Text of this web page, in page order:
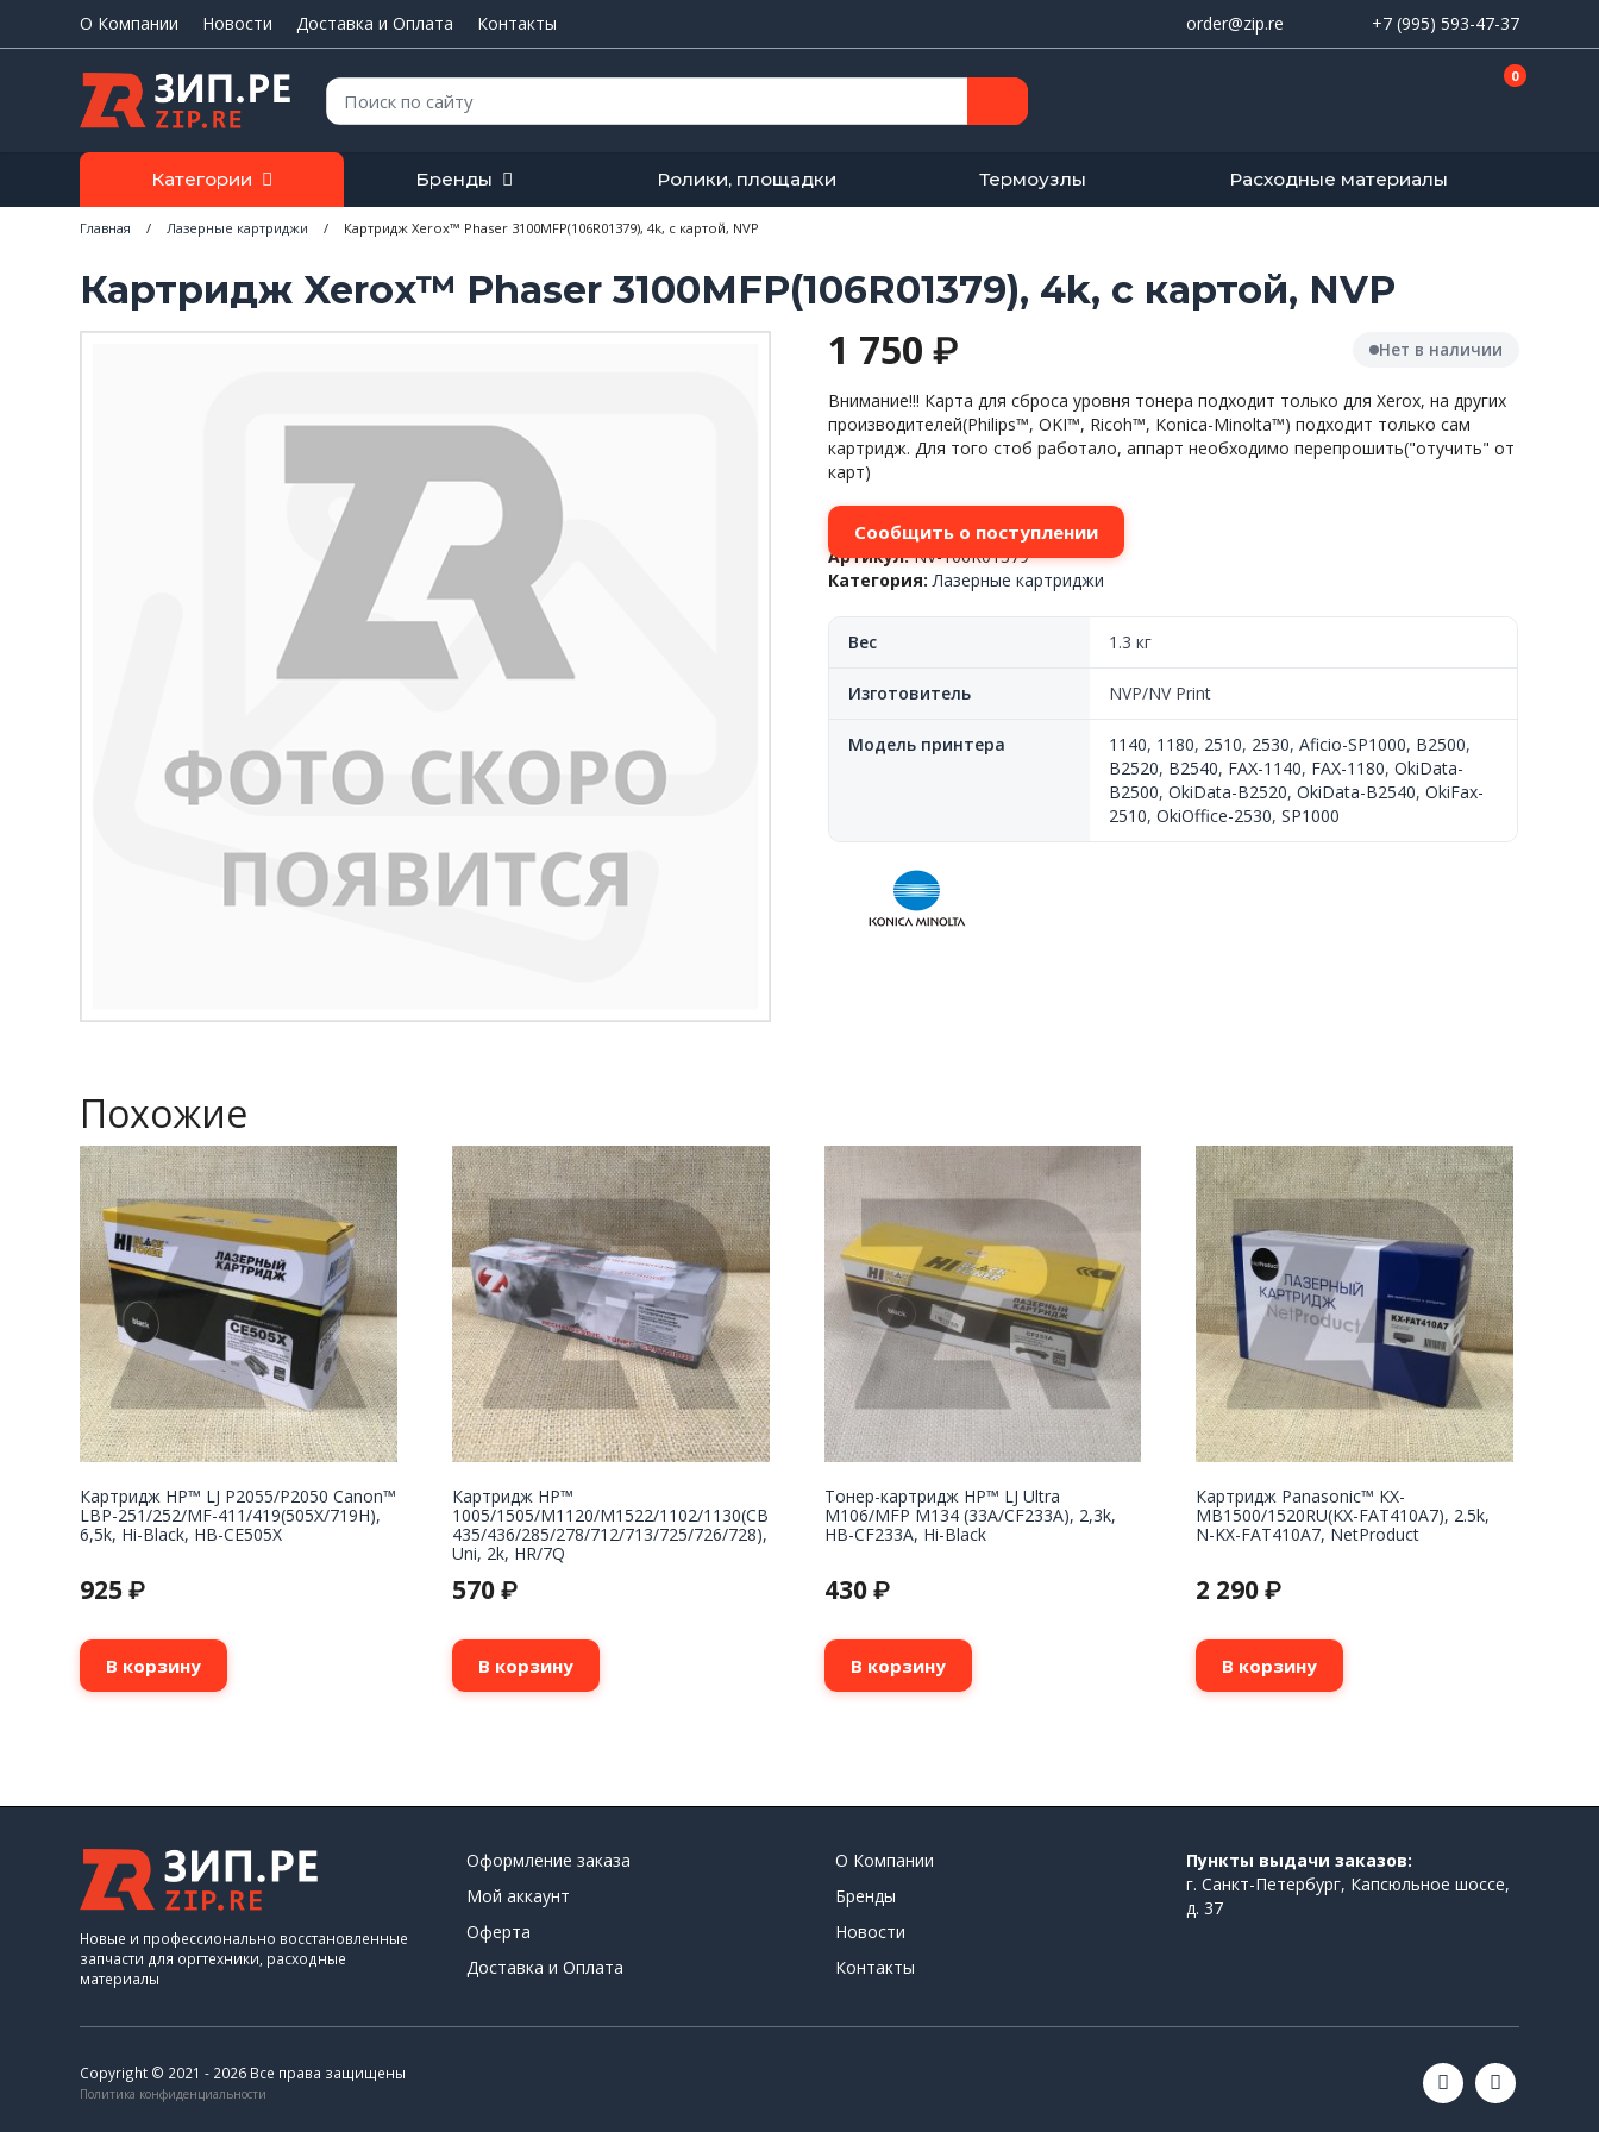
О Компании Новости Доставка и Оплата Контакты order@zip.re +7 (995) 593-47-37
Поиск: 0
Категории Бренды Ролики, площадки Термоузлы Расходные материалы
Главная / Лазерные картриджи / Картридж Xerox™ Phaser 3100MFP(106R01379), 4k, с картой, NVP
Картридж Xerox™ Phaser 3100MFP(106R01379), 4k, с картой, NVP
1 750₽
Внимание!!! Карта для сброса уровня тонера подходит только для Xerox, на других
производителей(Philips™, OKI™, Ricoh™, Konica-Minolta™) подходит только сам
картридж. Для того стоб работало, аппарт необходимо перепрошить("отучить" от
карт)
Нет в наличии
Сообщить о поступлении
Артикул:NV-106R01379
Категория: Лазерные картриджи
Вес 1.3 кг
Изготовитель NVP/NV Print
Модель принтера 1140, 1180, 2510, 2530,Aficio-SP1000, B2500,
B2520, B2540, FAX-1140, FAX-1180,OkiData-
B2500,OkiData-B2520,OkiData-B2540,OkiFax-
2510,OkiOffice-2530,SP1000
Похожие
Картридж НР™ LJ P2055/P2050 Canon™
LBP-251/252/MF-411/419(505X/719H),
6,5k, Hi-Black, HB-CE505X
925 ₽
В корзину
Картридж НР™
1005/1505/M1120/M1522/1102/1130(CB
435/436/285/278/712/713/725/726/728),
Uni, 2k, HR/7Q
570 ₽
В корзину
Тонер-картридж HP™ LJ Ultra
M106/MFP M134 (33A/CF233A), 2,3k,
HB-CF233A, Hi-Black
430 ₽
В корзину
Картридж Panasonic™ KX-
MB1500/1520RU(KX-FAT410A7), 2.5k,
N-KX-FAT410A7, NetProduct
2 290₽
В корзину
Новые и профессионально восстановленные
запчасти для оргтехники, расходные
материалы
Оформление заказа
Мой аккаунт
Оферта
Доставка и Оплата
О Компании
Бренды
Новости
Контакты
Пункты выдачи заказов:
г. Санкт-Петербург, Капсюльное шоссе,
д. 37
Copyright © 2021 - 2026 Все права защищены
Политика конфиденциальности